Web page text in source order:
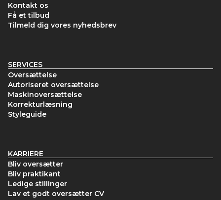
Kontakt os
Få et tilbud
Tilmeld dig vores nyhedsbrev
SERVICES
Oversættelse
Autoriseret oversættelse
Maskinoversættelse
Korrekturlæsning
Styleguide
KARRIERE
Bliv oversætter
Bliv praktikant
Ledige stillinger
Lav et godt oversætter CV